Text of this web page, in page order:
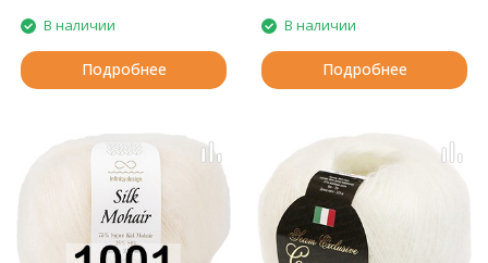
В наличии
Подробнее
В наличии
Подробнее